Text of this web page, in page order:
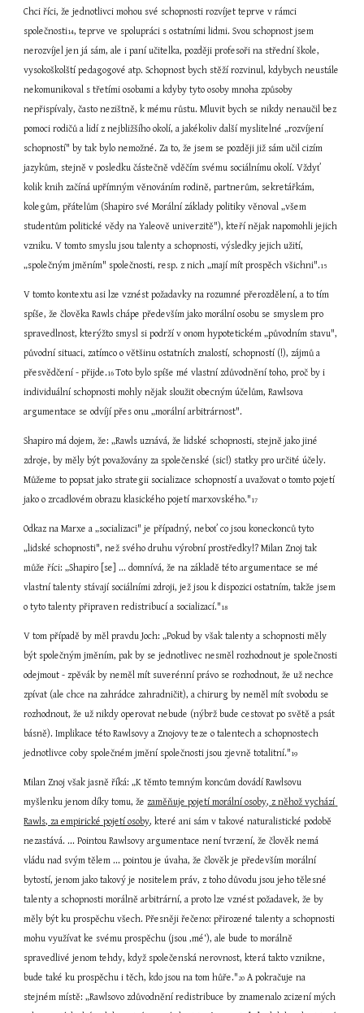
Chci říci, že jednotlivci mohou své schopnosti rozvíjet teprve v rámci
společnosti14, teprve ve spolupráci s ostatními lidmi. Svou schopnost jsem
nerozvíjel jen já sám, ale i paní učitelka, později profesoři na střední škole,
vysokoškolští pedagogové atp. Schopnost bych stěží rozvinul, kdybych neustále
nekomunikoval s třetími osobami a kdyby tyto osoby mnoha způsoby
nepřispívaly, často nezištně, k mému růstu. Mluvit bych se nikdy nenaučil bez
pomoci rodičů a lidí z nejbližšího okolí, a jakékoliv další myslitelné „rozvíjení
schopností" by tak bylo nemožné. Za to, že jsem se později již sám učil cizím
jazykům, stejně v posledku částečně vděčím svému sociálnímu okolí. Vždyť
kolik knih začíná upřímným věnováním rodině, partnerům, sekretářkám,
kolegům, přátelům (Shapiro své Morální základy politiky věnoval „všem
studentům politické vědy na Yaleově univerzitě"), kteří nějak napomohli jejich
vzniku. V tomto smyslu jsou talenty a schopnosti, výsledky jejich užití,
„společným jměním" společnosti, resp. z nich „mají mít prospěch všichni".15
V tomto kontextu asi lze vznést požadavky na rozumné přerozdělení, a to tím
spíše, že člověka Rawls chápe především jako morální osobu se smyslem pro
spravedlnost, kterýžto smysl si podrží v onom hypotetickém „původním stavu",
původní situaci, zatímco o většinu ostatních znalostí, schopností (!), zájmů a
přesvědčení - přijde.16 Toto bylo spíše mé vlastní zdůvodnění toho, proč by i
individuální schopnosti mohly nějak sloužit obecným účelům, Rawlsova
argumentace se odvíjí přes onu „morální arbitrárnost".
Shapiro má dojem, že: „Rawls uznává, že lidské schopnosti, stejně jako jiné
zdroje, by měly být považovány za společenské (sic!) statky pro určité účely.
Můžeme to popsat jako strategii socializace schopností a uvažovat o tomto pojetí
jako o zrcadlovém obrazu klasického pojetí marxovského."17
Odkaz na Marxe a „socializaci" je případný, neboť co jsou koneckonců tyto
„lidské schopnosti", než svého druhu výrobní prostředky!? Milan Znoj tak
může říci: „Shapiro [se] ... domnívá, že na základě této argumentace se mé
vlastní talenty stávají sociálními zdroji, jež jsou k dispozici ostatním, takže jsem
o tyto talenty připraven redistribucí a socializací."18
V tom případě by měl pravdu Joch: „Pokud by však talenty a schopnosti měly
být společným jměním, pak by se jednotlivec nesměl rozhodnout je společnosti
odejmout - zpěvák by neměl mít suverénní právo se rozhodnout, že už nechce
zpívat (ale chce na zahrádce zahradničit), a chirurg by neměl mít svobodu se
rozhodnout, že už nikdy operovat nebude (nýbrž bude cestovat po světě a psát
básně). Implikace této Rawlsovy a Znojovy teze o talentech a schopnostech
jednotlivce coby společném jmění společnosti jsou zjevně totalitní."19
Milan Znoj však jasně říká: „K těmto temným koncům dovádí Rawlsovu
myšlenku jenom díky tomu, že zaměňuje pojetí morální osoby, z něhož vychází
Rawls, za empirické pojetí osoby, které ani sám v takové naturalistické podobě
nezastává. ... Pointou Rawlsovy argumentace není tvrzení, že člověk nemá
vládu nad svým tělem ... pointou je úvaha, že člověk je především morální
bytostí, jenom jako takový je nositelem práv, z toho důvodu jsou jeho tělesné
talenty a schopnosti morálně arbitrární, a proto lze vznést požadavek, že by
měly být ku prospěchu všech. Přesněji řečeno: přirozené talenty a schopnosti
mohu využívat ke svému prospěchu (jsou ‚mé‘), ale bude to morálně
spravedlivé jenom tehdy, když společenská nerovnost, která takto vznikne,
bude také ku prospěchu i těch, kdo jsou na tom hůře."20 A pokračuje na
stejném místě: „Rawlsovo zdůvodnění redistribuce by znamenalo zcizení mých